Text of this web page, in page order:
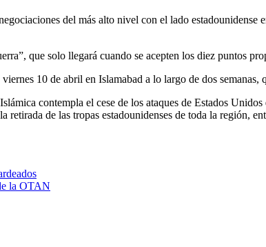
del más alto nivel con el lado
que solo llegará cuando se acepten los diez puntos
10 de abril en Islamabad a lo largo de dos semanas,
contempla el cese de los ataques de Estados
de las tropas estadounidenses de toda la región,
la OTAN